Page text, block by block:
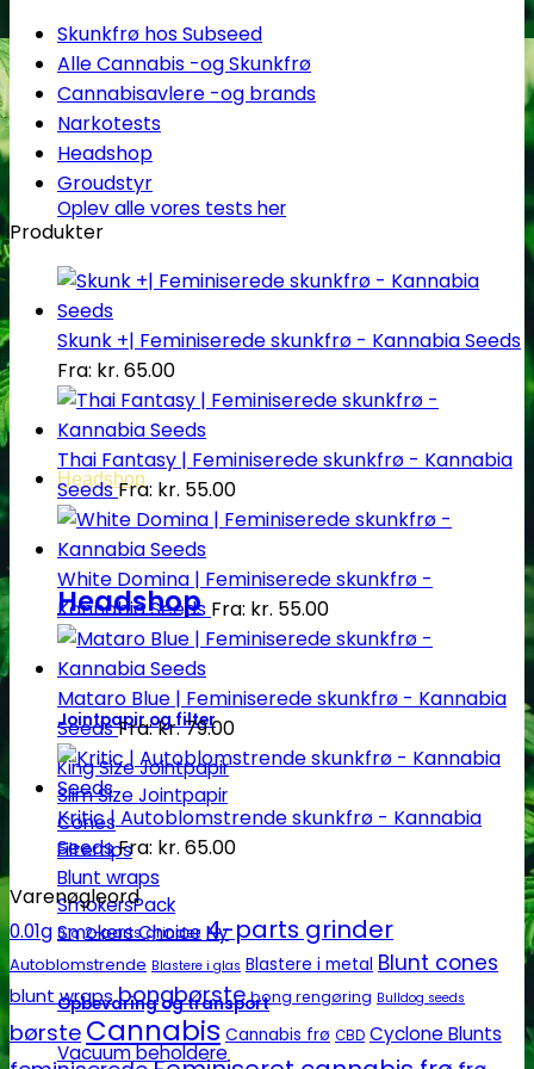
Oplev alle vores tests her
Headshop
Headshop
Jointpapir og filter
King Size Jointpapir
Slim Size Jointpapir
Cones
Filtertips
Blunt wraps
SmokersPack
Smokers Choice
Opbevaring og transport
Vacuum beholdere
Skunkfrø hos Subseed
Alle Cannabis -og Skunkfrø
Cannabisavlere -og brands
Narkotests
Headshop
Groudstyr
Produkter
Skunk +| Feminiserede skunkfrø - Kannabia Seeds
Fra: kr. 65.00
Thai Fantasy | Feminiserede skunkfrø - Kannabia
SeedsFra: kr. 55.00
White Domina | Feminiserede skunkfrø -
Kannabia Seeds Fra: kr. 55.00
Mataro Blue | Feminiserede skunkfrø - Kannabia
SeedsFra:kr.79.00
Kritic | Autoblomstrende skunkfrø - Kannabia
SeedsFra: kr. 65.00
Varenøgleord
0.01g 0.1g 2-parts grinder 4-parts grinder
Autoblomstrende Blastere i glas Blastere i metal Blunt cones
blunt wrapsbongbørste bong rengøring Bulldog seeds
børste Cannabis Cannabis frø CBD Cyclone Blunts